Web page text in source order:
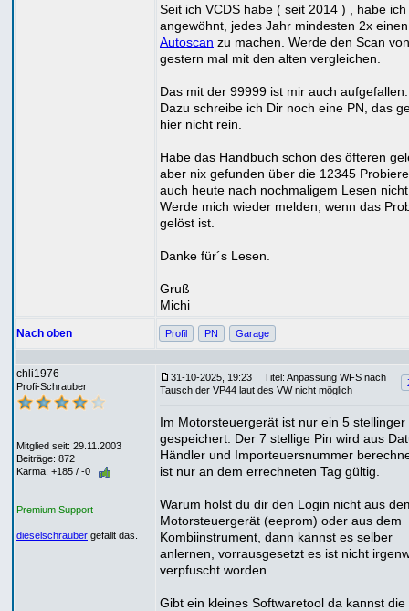
Seit ich VCDS habe ( seit 2014 ) , habe
angewöhnt, jedes Jahr mindesten 2x einen
Autoscan zu machen. Werde den Scan von
gestern mal mit den alten vergleichen.
Das mit der 99999 ist mir auch aufgefallen.
Dazu schreibe ich Dir noch eine PN, das
hier nicht rein.
Habe das Handbuch schon des öfteren
aber nix gefunden über die 12345
auch heute nach nochmaligem Lesen
Werde mich wieder melden, wenn das
gelöst ist.
Danke für´s Lesen.
Gruß
Michi
Nach oben Profil PN Garage
chli1976
Profi-Schrauber
Mitglied seit: 29.11.2003
Beiträge: 872
Karma: +185 / -0
Premium Support
dieselschrauber gefällt das.
31-10-2025, 19:23
Titel: Anpassung WFS nach
Tausch der VP44 laut des VW nicht möglich
Im Motorsteuergerät ist nur ein 5 stellinger
gespeichert. Der 7 stellige Pin wird aus
Händler und Importeuersnummer
ist nur an dem errechneten Tag gültig.
Warum holst du dir den Login nicht aus
Motorsteuergerät (eeprom) oder aus dem
Kombiinstrument, dann kannst es selber
anlernen, vorrausgesetzt es ist nicht
verpfuscht worden
Gibt ein kleines Softwaretool da kannst die